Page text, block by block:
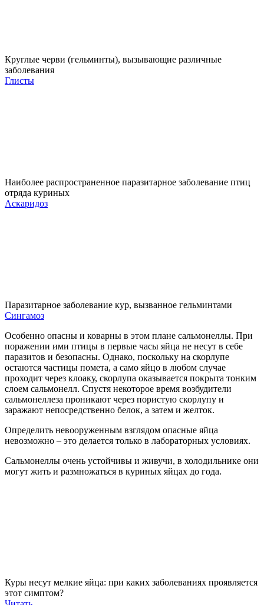
Круглые черви (гельминты), вызывающие различные
заболевания
Глисты
Наиболее распространенное паразитарное заболевание птиц
отряда куриных
Аскаридоз
Паразитарное заболевание кур, вызванное гельминтами
Сингамоз
Особенно опасны и коварны в этом плане сальмонеллы. При
поражении ими птицы в первые часы яйца не несут в себе
паразитов и безопасны. Однако, поскольку на скорлупе
остаются частицы помета, а само яйцо в любом случае
проходит через клоаку, скорлупа оказывается покрыта тонким
слоем сальмонелл. Спустя некоторое время возбудители
сальмонеллеза проникают через пористую скорлупу и
заражают непосредственно белок, а затем и желток.
Определить невооруженным взглядом опасные яйца
невозможно – это делается только в лабораторных условиях.
Сальмонеллы очень устойчивы и живучи, в холодильнике они
могут жить и размножаться в куриных яйцах до года.
Куры несут мелкие яйца: при каких заболеваниях проявляется
этот симптом?